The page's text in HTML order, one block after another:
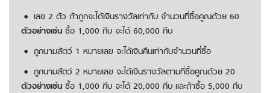
เลข 2 ตัว ถ้าถูกจะได้เงินรางวัลเท่ากับ จำนวนที่ซื้อคูณด้วย 60
ตัวอย่างเช่น ซื้อ 1,000 กีบ จะได้ 60,000 กีบ
ถูกนามสัตว์ 1 หมายเลข จะได้เงินคืนเท่ากับจำนวนที่ซื้อ
ถูกนามสัตว์ 2 หมายเลข จะได้เงินรางวัลตามที่ซื้อคูณด้วย 20
ตัวอย่างเช่น ซื้อ 1,000 กีบ จะได้ 20,000 กีบ และถ้าซื้อ 5,000 กีบ